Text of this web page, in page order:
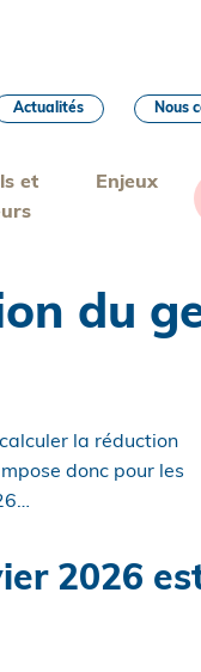
et
Enjeux
Actualités Nous
du
la réduction
donc pour les
2026